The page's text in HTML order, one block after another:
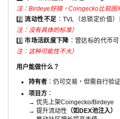
注：Birdeye好搞，Coingecko比较困
2️⃣流动性不足 ：TVL（总锁定价值
注：没有具体的标准）
3️⃣市场活跃度下降 ：曾达标的代币
注：这种可能性不大）
用户能做什么？
持有者 ：仍可交易，但需自行验
项目方 ：
→ 优先上架Coingecko/Birdeye
→ 提升流动性 （如DEX池注入）